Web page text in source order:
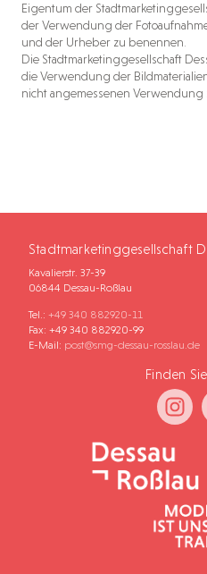
Eigentum der
der Verwendung der
und der Urheber zu benennen.
Die Stadtmarketinggesellschaft
die Verwendung der
nicht angemessenen Verwendung
Stadtmarketinggesellschaft
Kavalierstr. 37-39
06844 Dessau-Roßlau
Tel.: +49 340 882920-11
Fax: +49 340 882920-99
E-Mail: post@smg-dessau-rosslau.de
Finden